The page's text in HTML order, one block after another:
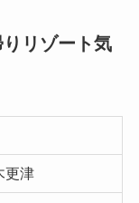
リゾート気
更津